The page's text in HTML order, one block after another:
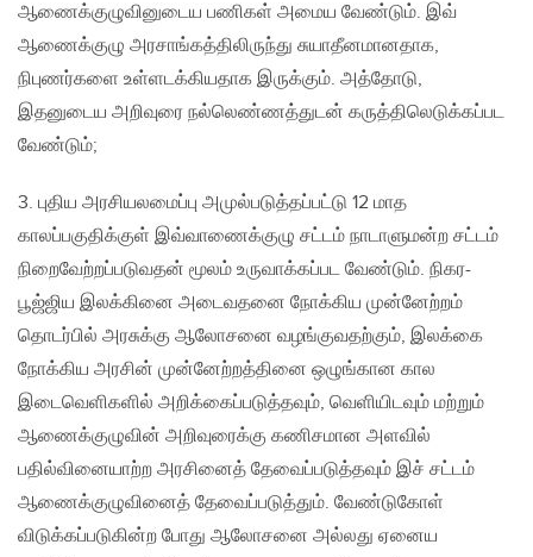
ஆணைக்குழுவினுடைய பணிகள் அமைய வேண்டும். இவ்
ஆணைக்குழு அரசாங்கத்திலிருந்து சுயாதீனமானதாக,
நிபுணர்களை உள்ளடக்கியதாக இருக்கும். அத்தோடு,
இதனுடைய அறிவுரை நல்லெண்ணத்துடன் கருத்திலெடுக்கப்பட
வேண்டும்;
3. புதிய அரசியலமைப்பு அமுல்படுத்தப்பட்டு 12 மாத
காலப்பகுதிக்குள் இவ்வாணைக்குழு சட்டம் நாடாளுமன்ற சட்டம்
நிறைவேற்றப்படுவதன் மூலம் உருவாக்கப்பட வேண்டும். நிகர-
பூஜ்ஜிய இலக்கினை அடைவதனை நோக்கிய முன்னேற்றம்
தொடர்பில் அரசுக்கு ஆலோசனை வழங்குவதற்கும், இலக்கை
நோக்கிய அரசின் முன்னேற்றத்தினை ஒழுங்கான கால
இடைவெளிகளில் அறிக்கைப்படுத்தவும், வெளியிடவும் மற்றும்
ஆணைக்குழுவின் அறிவுரைக்கு கணிசமான அளவில்
பதில்வினையாற்ற அரசினைத் தேவைப்படுத்தவும் இச் சட்டம்
ஆணைக்குழுவினைத் தேவைப்படுத்தும். வேண்டுகோள்
விடுக்கப்படுகின்ற போது ஆலோசனை அல்லது ஏனைய